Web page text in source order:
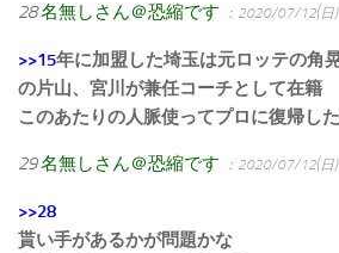
28名無しさん＠恐縮です ：2020/07/12(日
>>15年に加盟した埼玉は元ロッテの角
の片山、宮川が兼任コーチとして在籍
このあたりの人脈使ってプロに復帰し
29名無しさん＠恐縮です ：2020/07/12(日
>>28
貰い手があるかが問題かな